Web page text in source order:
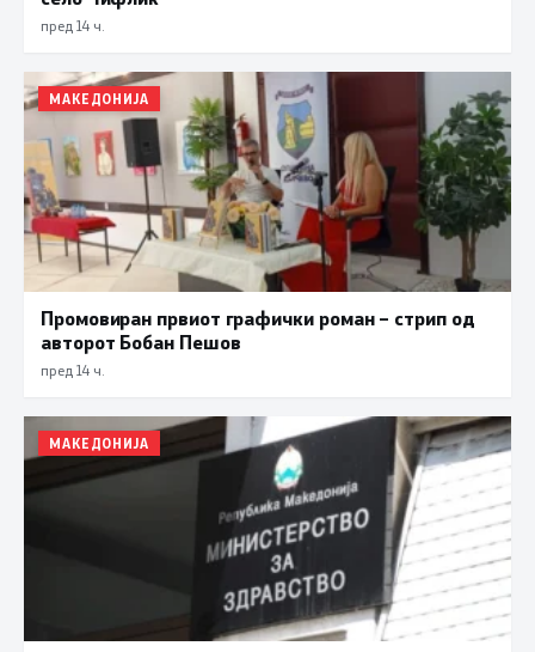
пред 14 ч.
МАКЕДОНИЈА
Промовиран првиот графички роман – стрип од
авторот Бобан Пешов
пред 14 ч.
МАКЕДОНИЈА